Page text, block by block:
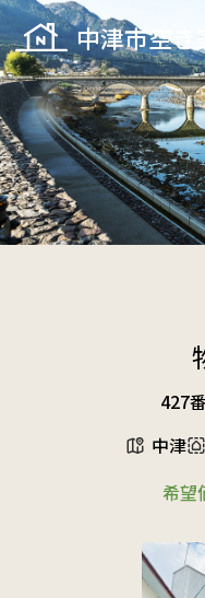
中津市空
427
中津
希望